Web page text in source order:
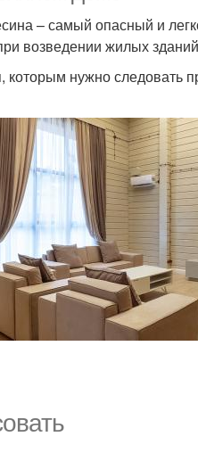
– самый опасный и
возведении жилых
нужно следовать